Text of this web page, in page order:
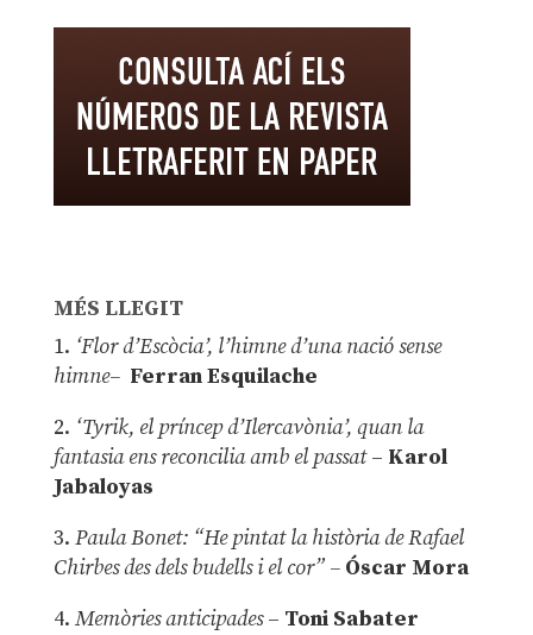
MÉS LLEGIT
1. ‘Flor d’Escòcia’, l’himne d’una nació sense
himne– Ferran Esquilache
2. ‘Tyrik, el príncep d’Ilercavònia’, quan la
fantasia ens reconcilia amb el passat– Karol
Jabaloyas
3. Paula Bonet: “He pintat la història de Rafael
Chirbes des dels budells i el cor” –Óscar Mora
4. Memòries anticipades– Toni Sabater